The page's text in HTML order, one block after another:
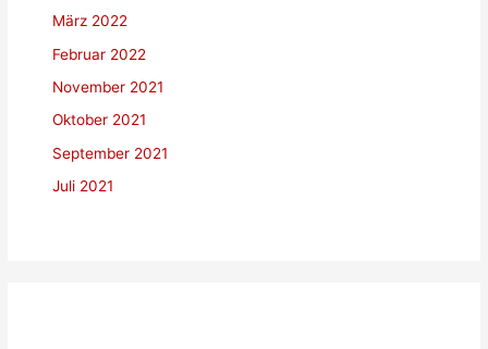
März 2022
Februar 2022
November 2021
Oktober 2021
September 2021
Juli 2021